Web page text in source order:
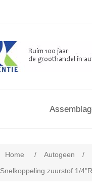
Home / Autogeen /
Snelkoppeling zuurstof 1/